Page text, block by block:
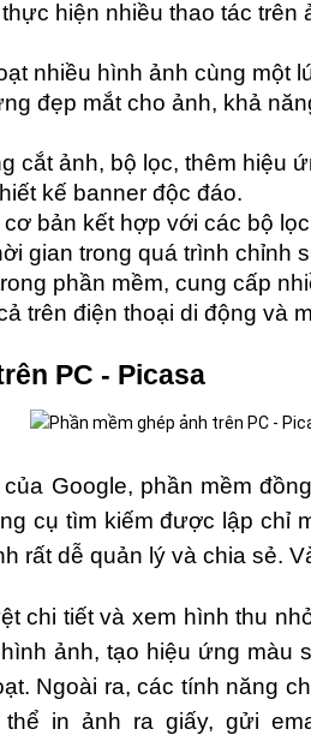
hiện nhiều thao tác trên
nhiều hình ảnh cùng một
đẹp mắt cho ảnh, khả
cắt ảnh, bộ lọc, thêm hiệu
kế banner độc đáo.
bản kết hợp với các bộ
gian trong quá trình chỉnh
phần mềm, cung cấp
trên điện thoại di động và
PC - Picasa
Google, phần mềm
cụ tìm kiếm được lập chỉ
rất dễ quản lý và chia sẻ.
chi tiết và xem hình thu
ảnh, tạo hiệu ứng màu
Ngoài ra, các tính năng
in ảnh ra giấy, gửi